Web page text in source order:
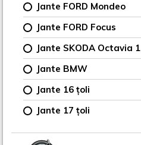
Jante FORD Mondeo
Jante FORD Focus
Jante SKODA Octavia 1
Jante BMW
Jante 16 țoli
Jante 17 țoli